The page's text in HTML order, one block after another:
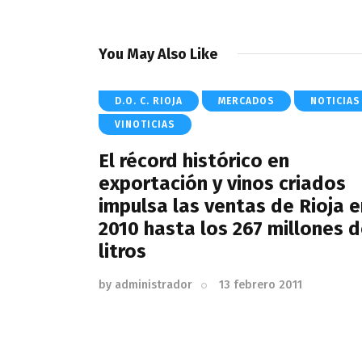
You May Also Like
D.O. C. RIOJA MERCADOS NOTICIAS
VINOTICIAS
El récord histórico en
exportación y vinos criados
impulsa las ventas de Rioja
2010 hasta los 267 millones
litros
by administrador 13 febrero 2011